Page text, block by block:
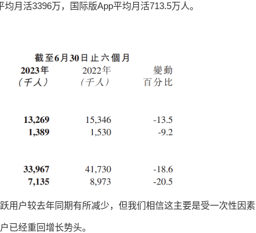
月活3396万，国际版App平均月活713.5万人。
用户较去年同期有所减少，但我们相信这主要是受一次性因素
已经重回增长势头。